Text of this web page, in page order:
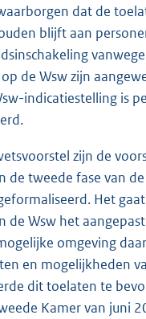
dat de
blijft aan
de Wsw zijn
indicatiestelling is
zijn de
de tweede fase van
Het
de Wsw het
omgeving
en mogelijkheden
dit toelaten te
Kamer van juni